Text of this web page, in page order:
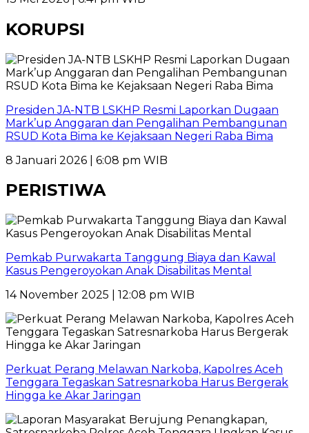
KORUPSI
Presiden JA-NTB LSKHP Resmi Laporkan Dugaan
Mark’up Anggaran dan Pengalihan Pembangunan
RSUD Kota Bima ke Kejaksaan Negeri Raba Bima
8 Januari 2026 | 6:08 pm WIB
PERISTIWA
Pemkab Purwakarta Tanggung Biaya dan Kawal
Kasus Pengeroyokan Anak Disabilitas Mental
14 November 2025 | 12:08 pm WIB
Perkuat Perang Melawan Narkoba, Kapolres Aceh
Tenggara Tegaskan Satresnarkoba Harus Bergerak
Hingga ke Akar Jaringan